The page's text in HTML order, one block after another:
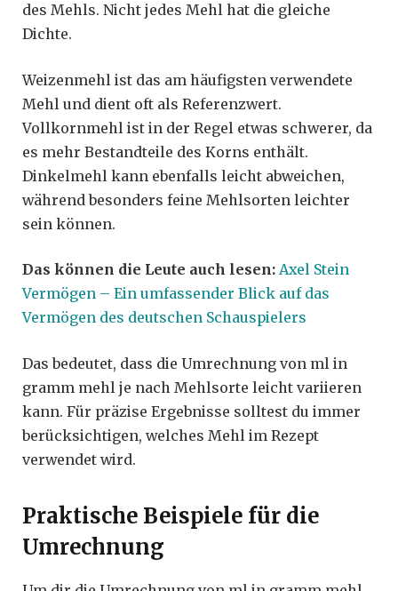
des Mehls. Nicht jedes Mehl hat die gleiche
Dichte.
Weizenmehl ist das am häufigsten verwendete
Mehl und dient oft als Referenzwert.
Vollkornmehl ist in der Regel etwas schwerer, da
es mehr Bestandteile des Korns enthält.
Dinkelmehl kann ebenfalls leicht abweichen,
während besonders feine Mehlsorten leichter
sein können.
Das können die Leute auch lesen: Axel Stein
Vermögen – Ein umfassender Blick auf das
Vermögen des deutschen Schauspielers
Das bedeutet, dass die Umrechnung von ml in
gramm mehl je nach Mehlsorte leicht variieren
kann. Für präzise Ergebnisse solltest du immer
berücksichtigen, welches Mehl im Rezept
verwendet wird.
Praktische Beispiele für die
Umrechnung